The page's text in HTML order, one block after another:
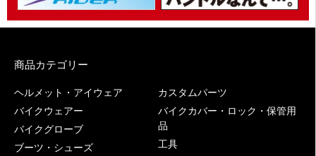
商品カテゴリー
ヘルメット・アイウェア
バイクウェアー
バイクグローブ
ブーツ・シューズ
カスタムパーツ
バイクカバー・ロック・保管用
品
工具